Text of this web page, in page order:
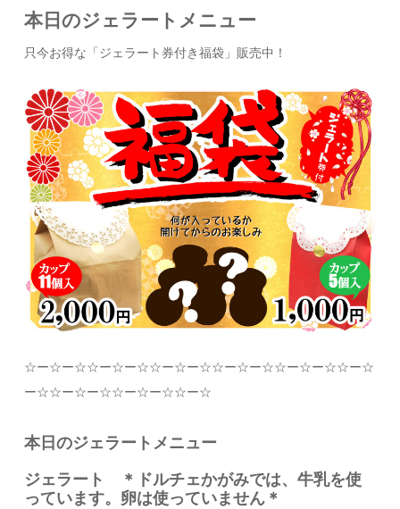
本日のジェラートメニュー
只今お得な「ジェラート券付き福袋」販売中！
☆ー☆ー☆☆ー☆ー☆☆ー☆ー☆☆ー☆ー☆☆ー☆ー☆☆ー☆
ー☆☆ー☆ー☆☆ー☆ー☆☆ー☆
本日のジェラートメニュー
ジェラート ＊ドルチェかがみでは、牛乳を使
っています。卵は使っていません＊